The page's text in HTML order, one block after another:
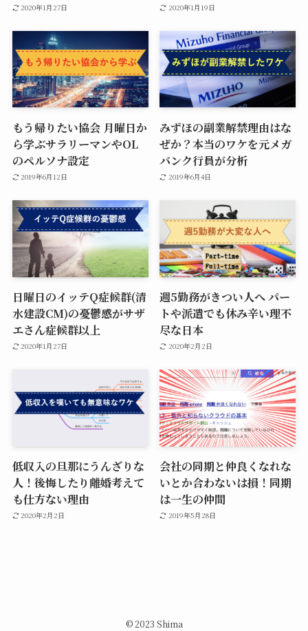
2020年1月27日 2020年1月19日
もう帰りたい協会 月曜日か
ら学ぶサラリーマンやOL
のペルソナ設定
2019年6月12日
みずほの副業解禁理由はな
ぜか？本当のワケを元メガ
バンク行員が分析
2019年6月4日
日曜日のイッテQ症候群(清
水建設CM)の憂鬱感がサザ
エさん症候群以上
2020年1月27日
週5勤務がきつい人へ パー
トや派遣でも休み辛い理不
尽な日本
2020年2月2日
低収入の旦那にうんざりな
人！後悔したり離婚考えて
も仕方ない理由
2020年2月2日
会社の同期と仲良くなれな
いとか合わないは損！同期
は一生の仲間
2019年5月28日
©2023 Shima